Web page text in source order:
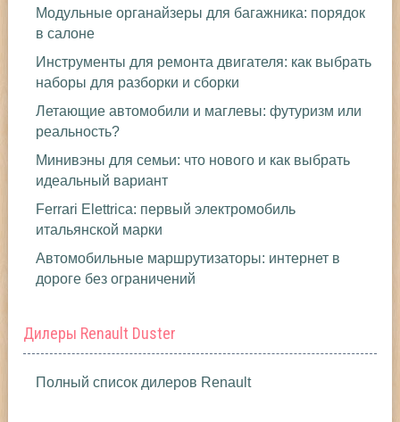
Модульные органайзеры для багажника: порядок
в салоне
Инструменты для ремонта двигателя: как выбрать
наборы для разборки и сборки
Летающие автомобили и маглевы: футуризм или
реальность?
Минивэны для семьи: что нового и как выбрать
идеальный вариант
Ferrari Elettrica: первый электромобиль
итальянской марки
Автомобильные маршрутизаторы: интернет в
дороге без ограничений
Дилеры Renault Duster
Полный список дилеров Renault